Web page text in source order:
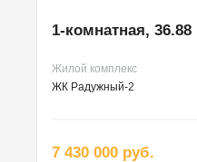
1-комнатная, 36.88
Жилой комплекс
ЖК Радужный-2
7 430 000 руб.